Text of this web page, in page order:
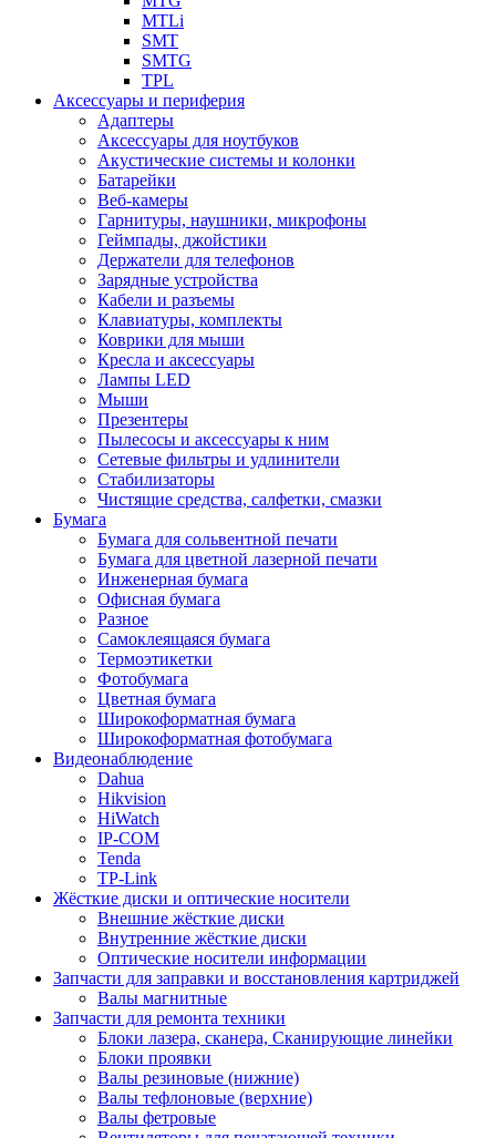
MTLi
SMT
SMTG
TPL
Аксессуары и периферия
Адаптеры
Аксессуары для ноутбуков
Акустические системы и колонки
Батарейки
Веб-камеры
Гарнитуры, наушники, микрофоны
Геймпады, джойстики
Держатели для телефонов
Зарядные устройства
Кабели и разъемы
Клавиатуры, комплекты
Коврики для мыши
Кресла и аксессуары
Лампы LED
Мыши
Презентеры
Пылесосы и аксессуары к ним
Сетевые фильтры и удлинители
Стабилизаторы
Чистящие средства, салфетки, смазки
Бумага
Бумага для сольвентной печати
Бумага для цветной лазерной печати
Инженерная бумага
Офисная бумага
Разное
Самоклеящаяся бумага
Термоэтикетки
Фотобумага
Цветная бумага
Широкоформатная бумага
Широкоформатная фотобумага
Видеонаблюдение
Dahua
Hikvision
HiWatch
IP-COM
Tenda
TP-Link
Жёсткие диски и оптические носители
Внешние жёсткие диски
Внутренние жёсткие диски
Оптические носители информации
Запчасти для заправки и восстановления картриджей
Валы магнитные
Запчасти для ремонта техники
Блоки лазера, сканера, Сканирующие линейки
Блоки проявки
Валы резиновые (нижние)
Валы тефлоновые (верхние)
Валы фетровые